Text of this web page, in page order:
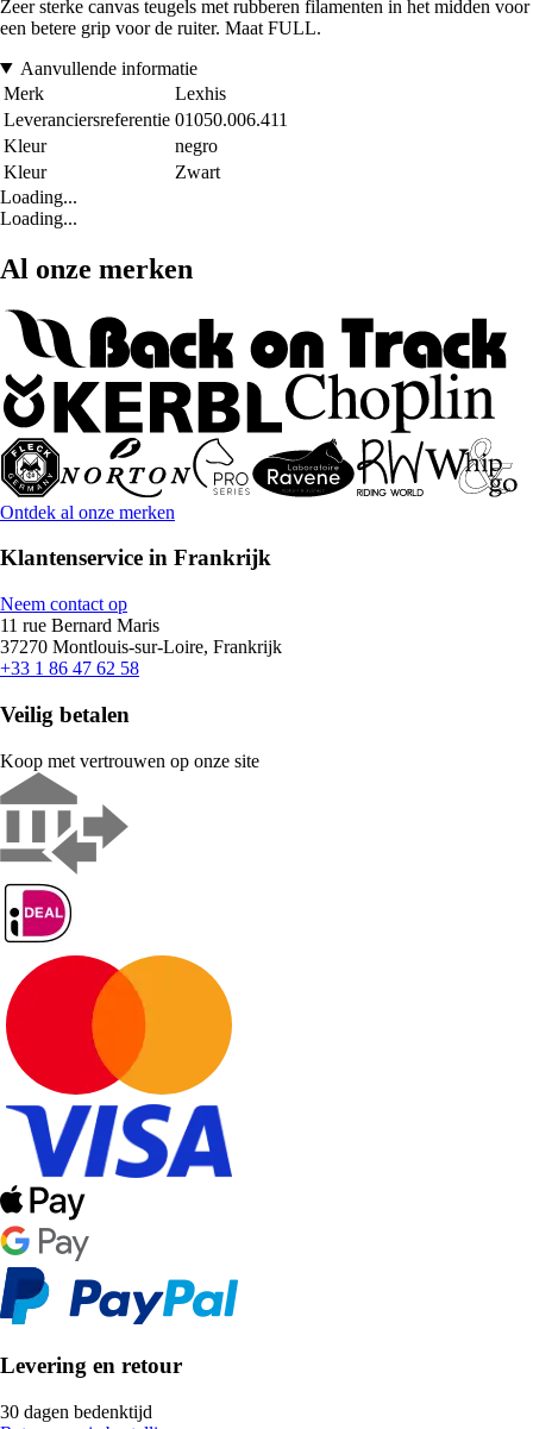
Zeer sterke canvas teugels met rubberen filamenten in het midden voor
een betere grip voor de ruiter. Maat FULL.
Aanvullende informatie
Merk
Lexhis
Leveranciersreferentie 01050.006.411
Kleur
negro
Kleur
Zwart
Loading...
Loading...
Al onze merken
Ontdek al onze merken
Klantenservice in Frankrijk
Neem contact op
11 rue Bernard Maris
37270 Montlouis-sur-Loire, Frankrijk
+33 1 86 47 62 58
Veilig betalen
Koop met vertrouwen op onze site
Levering en retour
30 dagen bedenktijd